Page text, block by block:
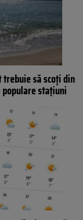
să scoţi din
staţiuni